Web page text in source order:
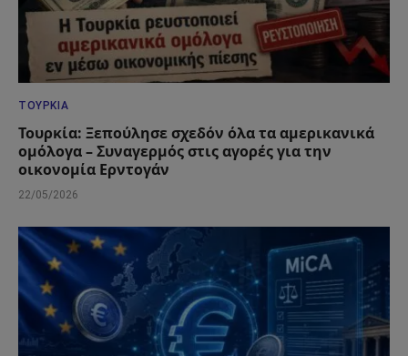
ΤΟΥΡΚΊΑ
Τουρκία: Ξεπούλησε σχεδόν όλα τα αμερικανικά
ομόλογα – Συναγερμός στις αγορές για την
οικονομία Ερντογάν
22/05/2026